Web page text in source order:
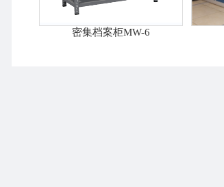
密集档案柜MW-6